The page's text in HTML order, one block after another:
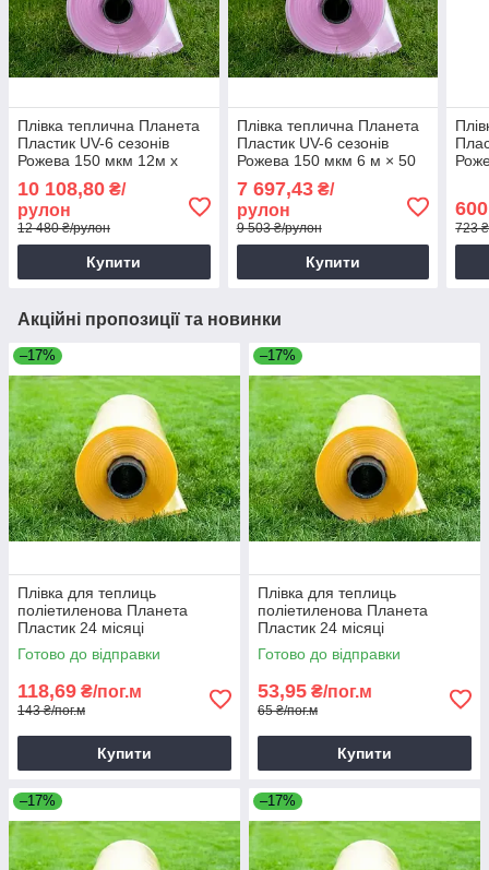
Плівка теплична Планета
Пластик UV-6 сезонів
Рожева 150 мкм 12м х
парника
10 108,80 ₴/
рулон
12 480 ₴/рулон
Купити
Плівка теплична Планета
Пластик UV-6 сезонів
Рожева 150 мкм 6 м × 50
теплиць
7 697,43₴/
рулон
9 503 ₴/рулон
Купити
723
Акційні пропозиції та новинки
–17%
Плівка для теплиць
поліетиленова Планета
Пластик 24 місяці
Помаранчева 80мкм 6м
Теплична плівка
Готово до відправки
118,69 ₴/пог.м
143 ₴/пог.м
Купити
–17%
Плівка для теплиць
поліетиленова Планета
Пластик 24 місяці
Помаранчева 100мкм 2.4 м
Стабілізована теплична
Готово до відправки
53,95 ₴/пог.м
65 ₴/пог.м
Купити
–17% –17%